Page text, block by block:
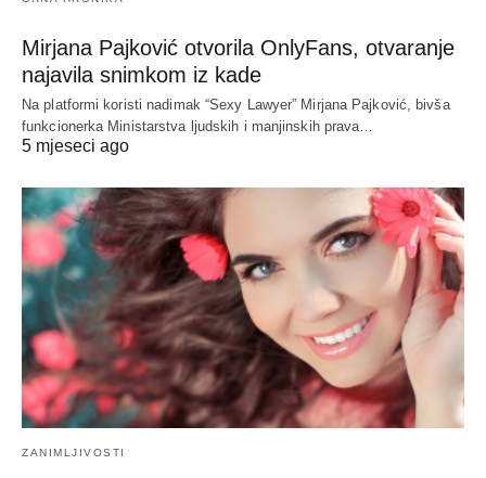
Mirjana Pajković otvorila OnlyFans, otvaranje
najavila snimkom iz kade
Na platformi koristi nadimak “Sexy Lawyer” Mirjana Pajković, bivša
funkcionerka Ministarstva ljudskih i manjinskih prava…
5 mjeseci ago
ZANIMLJIVOSTI